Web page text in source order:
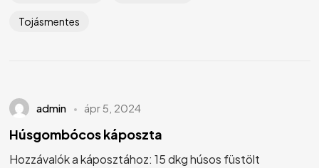
Tojásmentes
admin ápr 5, 2024
Húsgombócos káposzta
Hozzávalók a káposztához: 15 dkg húsos füstölt